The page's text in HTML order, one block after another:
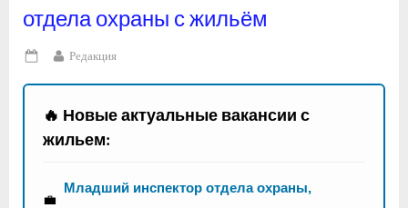
отдела охраны с жильём
Posted
on
By
Редакция
🔥 Новые актуальные вакансии с
жильем:
💼
Младший инспектор отдела охраны,